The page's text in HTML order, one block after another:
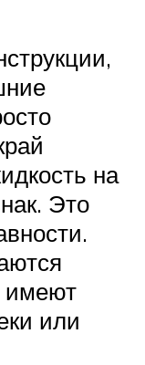
на
Это
имеют
или